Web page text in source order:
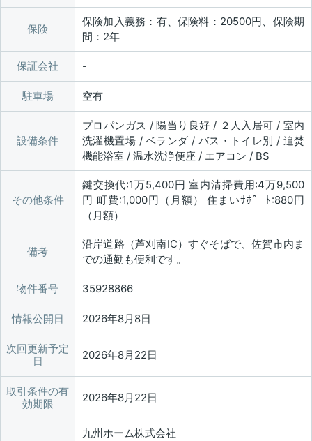
保険
保険加入義務：有、保険料：20500円、保険期
間：2年
保証会社
駐車場 空有
設備条件
プロパンガス / 陽当り良好 / ２人入居可 / 室内
洗濯機置場 / ベランダ / バス・トイレ別 / 追焚
機能浴室 / 温水洗浄便座 / エアコン / BS
その他条件
鍵交換代:1万5,400円 室内清掃費用:4万9,500
円 町費:1,000円（月額） 住まいｻﾎﾟｰﾄ:880円
（月額）
備考
沿岸道路（芦刈南IC）すぐそばで、佐賀市内ま
での通勤も便利です。
物件番号 35928866
情報公開日 2026年8月8日
次回更新予定
日
2026年8月22日
取引条件の有
効期限
2026年8月22日
九州ホーム株式会社